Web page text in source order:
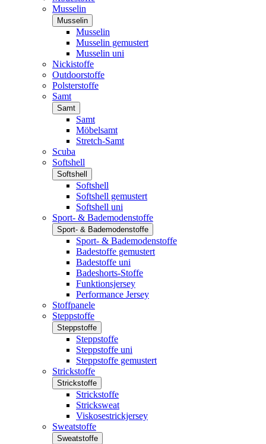
Musselin
Musselin
Musselin
Musselin gemustert
Musselin uni
Nickistoffe
Outdoorstoffe
Polsterstoffe
Samt
Samt
Samt
Möbelsamt
Stretch-Samt
Scuba
Softshell
Softshell
Softshell
Softshell gemustert
Softshell uni
Sport- & Bademodenstoffe
Sport- & Bademodenstoffe
Sport- & Bademodenstoffe
Badestoffe gemustert
Badestoffe uni
Badeshorts-Stoffe
Funktionsjersey
Performance Jersey
Stoffpanele
Steppstoffe
Steppstoffe
Steppstoffe
Steppstoffe uni
Steppstoffe gemustert
Strickstoffe
Strickstoffe
Strickstoffe
Stricksweat
Viskosestrickjersey
Sweatstoffe
Sweatstoffe